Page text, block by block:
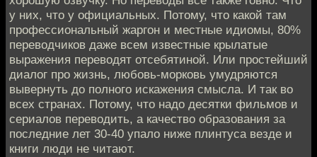
у них, что у официальных. Потому, что какой там
профессиональный жаргон и местные идиомы, 80%
переводчиков даже всем известные крылатые
выражения переводят отсебятиной. Или простейший
диалог про жизнь, любовь-морковь умудряются
вывернуть до полного искажения смысла. И так во
всех странах. Потому, что надо десятки фильмов и
сериалов переводить, а качество образования за
последние лет 30-40 упало ниже плинтуса везде и
книги люди не читают.